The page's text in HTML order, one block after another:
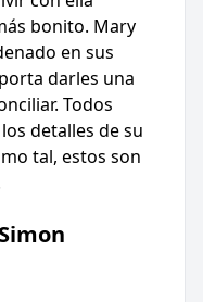
bonito. Mary
en sus
darles una
Todos
detalles de su
tal, estos son